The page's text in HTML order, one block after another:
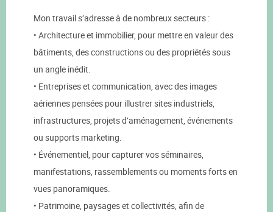
Mon travail s’adresse à de nombreux secteurs :
• Architecture et immobilier, pour mettre en valeur des
bâtiments, des constructions ou des propriétés sous
un angle inédit.
• Entreprises et communication, avec des images
aériennes pensées pour illustrer sites industriels,
infrastructures, projets d’aménagement, événements
ou supports marketing.
• Événementiel, pour capturer vos séminaires,
manifestations, rassemblements ou moments forts en
vues panoramiques.
• Patrimoine, paysages et collectivités, afin de